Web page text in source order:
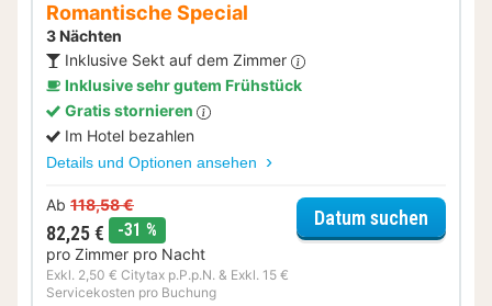
Romantische Special
3 Nächten
Inklusive Sekt auf dem Zimmer
Inklusive sehr gutem Frühstück
Gratis stornieren
Im Hotel bezahlen
Details und Optionen ansehen
Ab 118,58 €
82,25 € -31 %
pro Zimmer pro Nacht
Exkl. 2,50 € Citytax p.P.p.N. & Exkl. 15 €
Servicekosten pro Buchung
Datum suchen